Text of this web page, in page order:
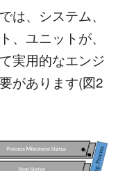
、システム、
、ユニットが、
実用的なエンジ
があります(図2